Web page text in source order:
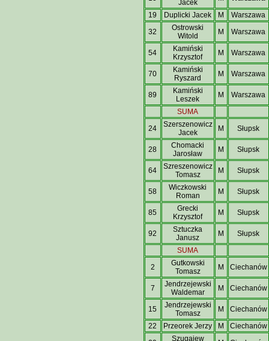
Jacek
19
Duplicki Jacek M
Warszawa
32
Ostrowski
Witold
M Warszawa
54
Kamiński
Krzysztof
M Warszawa
70
Kamiński
Ryszard
M Warszawa
89
Kamiński
Leszek
M
Warszawa
SUMA
24
Szerszenowicz
Jacek
M Słupsk
28
Chomacki
Jarosław
M Słupsk
64
Szreszenowicz
Tomasz
M Słupsk
58
Wiczkowski
Roman
M Słupsk
85
Grecki
Krzysztof
M Słupsk
92
Sztuczka
Janusz
M
Słupsk
SUMA
2
Gutkowski
Tomasz
M Ciechanów
7
Jendrzejewski
Waldemar
M Ciechanów
15
Jendrzejewski
Tomasz
M
Ciechanów
22
Przeorek Jerzy M
Ciechanów
Szugajew